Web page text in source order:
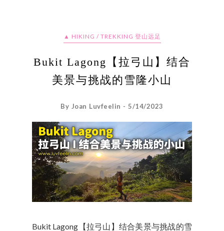
▲ HIKING / TREKKING 登山远足
Bukit Lagong【拉弓山】结合
美景与挑战的雪隆小山
By Joan Luvfeelin - 5/14/2023
Bukit Lagong【拉弓山】结合美景与挑战的雪